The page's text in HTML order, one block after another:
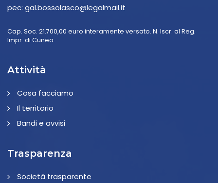
pec: gal.bossolasco@legalmail.it
Cap. Soc. 21.700,00 euro interamente versato. N. Iscr. al Reg.
Impr. di Cuneo.
Attività
Cosa facciamo
Il territorio
Bandi e avvisi
Trasparenza
Società trasparente